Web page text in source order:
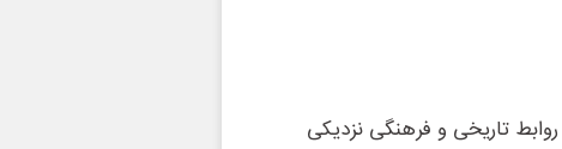
روابط تاریخی و فرهنگی نزدیکی